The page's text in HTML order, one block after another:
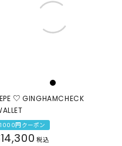
♡ GINGHAMCHECK
1000円クーポン
14,300 税込